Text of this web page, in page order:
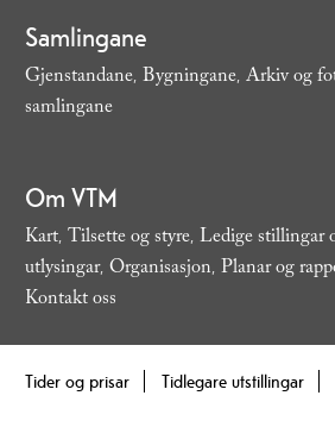
Samlingane
Gjenstandane, Bygningane, Arkiv og
samlingane
Om VTM
Kart, Tilsette og styre, Ledige stillingar
utlysingar, Organisasjon, Planar og
Kontakt oss
Tider og prisar Tidlegare utstillingar